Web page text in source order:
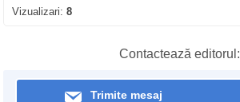
Vizualizari: 8
Contactează editorul:
Trimite mesaj